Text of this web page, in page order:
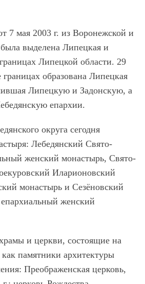
7 мая 2003 г. из Воронежской и
выделена Липецкая и
Липецкой области. 29
образована Липецкая
Липецкую и Задонскую, а
епархии.
округа сегодня
Лебедянский Свято-
женский монастырь, Свято-
Иларионовский
монастырь и Сезёновский
женский
и церкви, состоящие на
как памятники архитектуры
Преображенская церковь,